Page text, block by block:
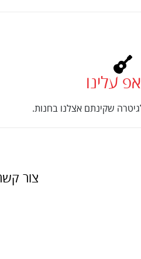
עלינו
שקינתם אצלנו בחנות.
צור